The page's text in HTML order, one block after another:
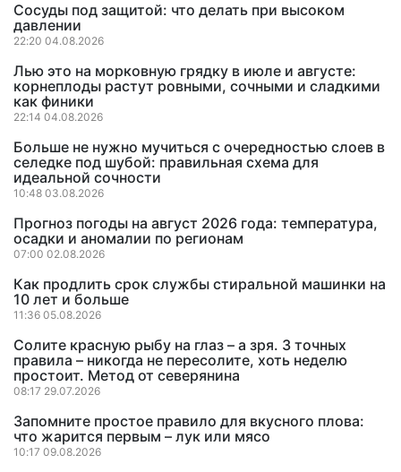
Сосуды под защитой: что делать при высоком
давлении
22:20 04.08.2026
Лью это на морковную грядку в июле и августе:
корнеплоды растут ровными, сочными и сладкими
как финики
22:14 04.08.2026
Больше не нужно мучиться с очередностью слоев в
селедке под шубой: правильная схема для
идеальной сочности
10:48 03.08.2026
Прогноз погоды на август 2026 года: температура,
осадки и аномалии по регионам
07:00 02.08.2026
Как продлить срок службы стиральной машинки на
10 лет и больше
11:36 05.08.2026
Солите красную рыбу на глаз – а зря. 3 точных
правила – никогда не пересолите, хоть неделю
простоит. Метод от северянина
08:17 29.07.2026
Запомните простое правило для вкусного плова:
что жарится первым – лук или мясо
10:17 09.08.2026